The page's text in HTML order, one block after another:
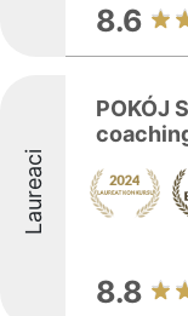
8.6
Laureaci
POKÓJ
8.8